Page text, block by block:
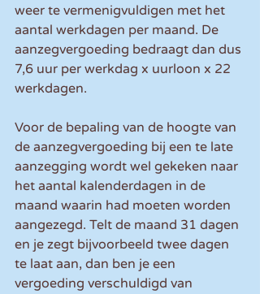
weer te vermenigvuldigen met het
aantal werkdagen per maand. De
aanzegvergoeding bedraagt dan dus
7,6 uur per werkdag x uurloon x 22
werkdagen.
Voor de bepaling van de hoogte van
de aanzegvergoeding bij een te late
aanzegging wordt wel gekeken naar
het aantal kalenderdagen in de
maand waarin had moeten worden
aangezegd. Telt de maand 31 dagen
en je zegt bijvoorbeeld twee dagen
te laat aan, dan ben je een
vergoeding verschuldigd van